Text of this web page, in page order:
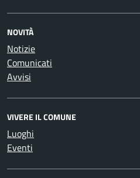
NOVITÀ
Notizie
Comunicati
Avvisi
VIVERE IL COMUNE
Luoghi
Eventi